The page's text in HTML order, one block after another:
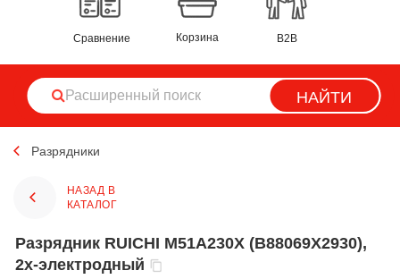
Сравнение Корзина B2B
НАЙТИ
Разрядники
НАЗАД В
КАТАЛОГ
Разрядник RUICHI M51A230X (B88069X2930),
2x-электродный